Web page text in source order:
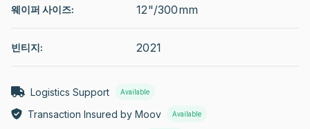
웨이퍼 사이즈: 12"/300mm
빈티지: 2021
Logistics Support Available
Transaction Insured by Moov Available